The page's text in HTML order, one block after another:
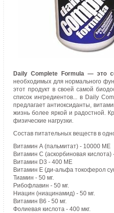
Daily Complete Formula — это
необходимых для нормального
этот продукт в своей самой
список ингредиентов... в Daily
предлагает антиоксиданты,
жизнь более яркой и радостной.
физические нагрузки.
Состав питательных веществ в
Витамин А (пальмитат) - 10000 МЕ
Витамин С (аскорбиновая кислота)
Витамин D3 - 400 МЕ
Витамин Е (ди-альфа токоферол
Тиамин - 50 мг.
Рибофлавин - 50 мг.
Ниацин (ниацинамид) - 50 мг.
Витамин В6 - 50 мг.
Фолиевая кислота - 400 мкг.